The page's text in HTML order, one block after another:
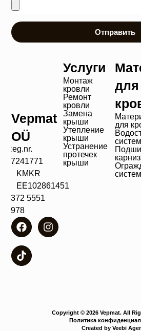
Отправить
Vepmat
OÜ
Reg.nr.
17241771
KMKR
EE102861451
+372 5551
4978
Услуги
Монтаж
кровли
Ремонт
кровли
Замена
крыши
Утепление
крыши
Устранение
протечек
крыши
для
для
Copyright © 2026 Vepmat. All
Политика
Created by Veebi